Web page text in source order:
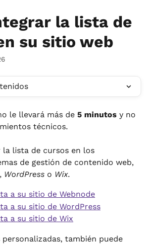
la lista de
su sitio web
le llevará más de 5 minutos y no
técnicos.
la lista de cursos en los
de gestión de contenido web,
, WordPress o Wix.
a su sitio de Webnode
a su sitio de WordPress
a su sitio de Wix
personalizadas, también puede